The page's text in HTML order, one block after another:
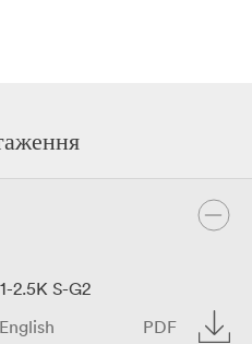
2.5K S-G2
English PDF